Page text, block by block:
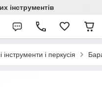
інструментів
інструменти і перкусія